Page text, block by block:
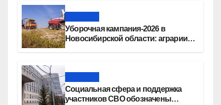
Уборочная кампания‑2026 в
Новосибирской области: аграрии
Социальная сфера и поддержка
участников СВО обозначены